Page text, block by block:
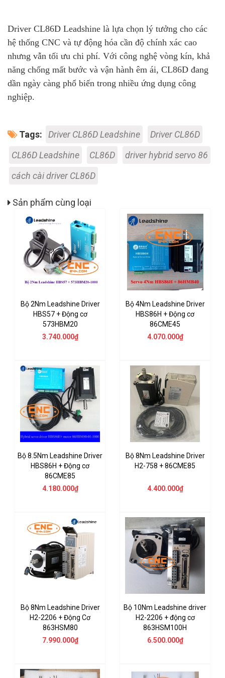
Driver CL86D Leadshine là lựa chọn lý tưởng cho các
hệ thống CNC và tự động hóa cần độ chính xác cao
nhưng vẫn tối ưu chi phí. Với công nghệ vòng kín, khả
năng chống mất bước và vận hành êm ái, CL86D đang
dần ngày càng phổ biến trong nhiều ứng dụng công
nghiệp.
Tags: Driver CL86D Leadshine
Driver CL86D
CL86D Leadshine
CL86D
driver hybrid servo 86
cách cài driver CL86D
Sản phẩm cùng loại
Bộ 2Nm Leadshine Driver
HBS57 + Động cơ
573HBM20
3.740.000₫
Bộ 4Nm Leadshine Driver
HBS86H + Động cơ
86CME45
4.070.000₫
Bộ 8.5Nm Leadshine Driver
HBS86H + Động cơ
86CME85
4.180.000₫
Bộ 8Nm Leadshine Driver
H2-758 + 86CME85
4.400.000₫
Bộ 8Nm Leadshine Driver
H2-2206 + Động Cơ
863HSM80
7.990.000₫
Bộ 10Nm Leadshine driver
H2-2206 + động cơ
863HSM100H
6.500.000₫